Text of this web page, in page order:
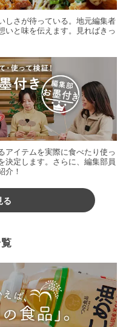
しさが待っている。地元編集者
いと味を伝えます。見ればきっ
アイテムを実際に食べたり使っ
決定します。さらに、編集部員
介！
る